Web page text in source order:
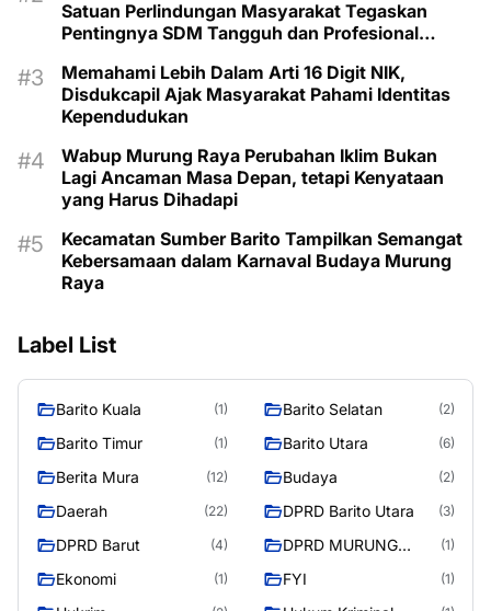
Satuan Perlindungan Masyarakat Tegaskan
Pentingnya SDM Tangguh dan Profesional
Memahami Lebih Dalam Arti 16 Digit NIK,
Disdukcapil Ajak Masyarakat Pahami Identitas
Kependudukan
Wabup Murung Raya Perubahan Iklim Bukan
Lagi Ancaman Masa Depan, tetapi Kenyataan
yang Harus Dihadapi
Kecamatan Sumber Barito Tampilkan Semangat
Kebersamaan dalam Karnaval Budaya Murung
Raya
Label List
Barito Kuala (1) Barito Selatan (2)
Barito Timur (1) Barito Utara (6)
Berita Mura (12) Budaya (2)
Daerah (22) DPRD Barito Utara (3)
DPRD Barut (4)
DPRD MURUNG
(1)
Ekonomi (1) FYI (1)